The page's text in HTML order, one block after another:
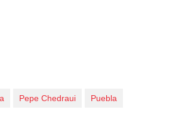
Pepe Chedraui Puebla